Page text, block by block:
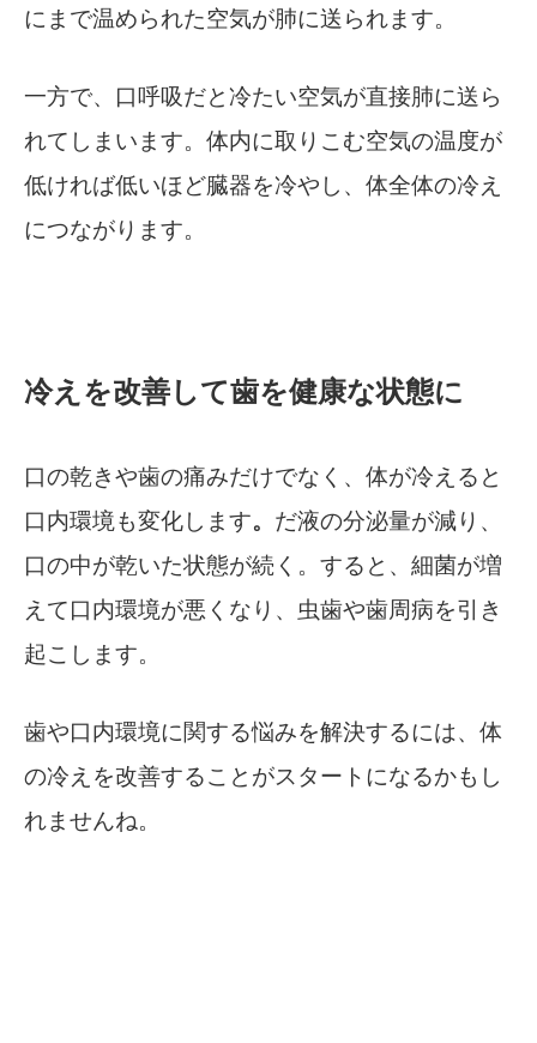
にまで温められた空気が肺に送られます。
一方で、口呼吸だと冷たい空気が直接肺に送ら
れてしまいます。体内に取りこむ空気の温度が
低ければ低いほど臓器を冷やし、体全体の冷え
につながります。
冷えを改善して歯を健康な状態に
口の乾きや歯の痛みだけでなく、体が冷えると
口内環境も変化します。 だ液の分泌量が減り、
口の中が乾いた状態が続く。すると、細菌が増
えて口内環境が悪くなり、虫歯や歯周病を引き
起こします。
歯や口内環境に関する悩みを解決するには、体
の冷えを改善することがスタートになるかもし
れませんね。